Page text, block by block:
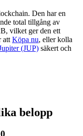
Den har en
total tillgång av
vilket ger den ett
att Köpa nu, eller kolla
(JUP) säkert och
belopp